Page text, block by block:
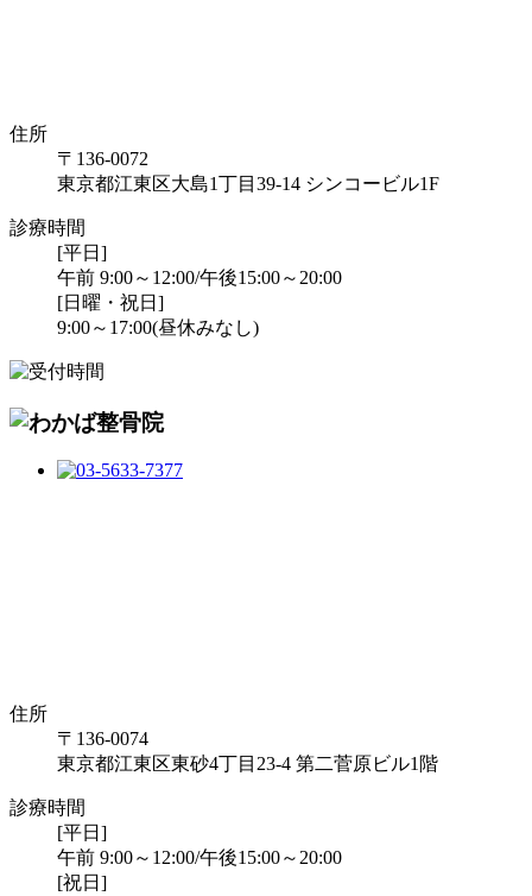
住所
〒136-0072
東京都江東区大島1丁目39-14 シンコービル1F
診療時間
[平日]
午前 9:00～12:00/午後15:00～20:00
[日曜・祝日]
9:00～17:00(昼休みなし)
住所
〒136-0074
東京都江東区東砂4丁目23-4 第二菅原ビル1階
診療時間
[平日]
午前 9:00～12:00/午後15:00～20:00
[祝日]